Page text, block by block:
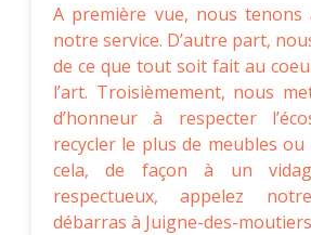
A première vue, nous tenons
notre service. D’autre part,
de ce que tout soit fait au
l’art. Troisièmement, nous
d’honneur à respecter
recycler le plus de meubles ou
cela, de façon à un
respectueux, appelez
débarras à Juigne-des-